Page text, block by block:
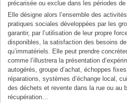
précarisée ou exclue dans les périodes
Elle désigne alors l’ensemble des
pratiques sociales développées par les
garantir, par l’utilisation de leur propre
disponibles, la satisfaction des besoins
qu’immatériels. Elle peut prendre
comme l’illustrera la présentation
autogérés, groupe d’achat, échoppes
réparations, systèmes d’échange local,
des déchets et revente dans la rue ou au
récupération…